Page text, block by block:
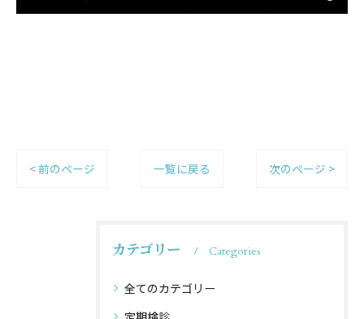
< 前のページ 一覧に戻る 次のページ >
カテゴリー Categories
全てのカテゴリー